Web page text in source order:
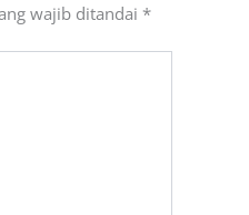
wajib ditandai *